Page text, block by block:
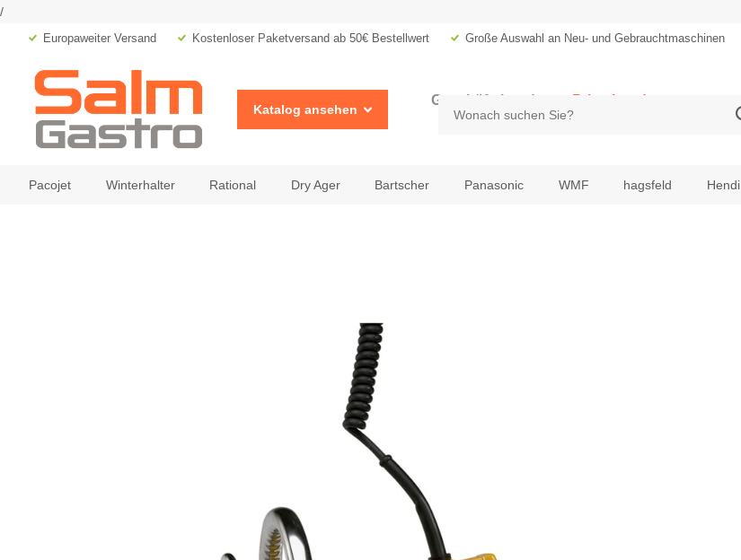
/
Europaweiter Versand Kostenloser Paketversand ab 50€ Bestellwert Große Auswahl an Neu- und Gebrauchtmaschinen
Katalog ansehen
Geschäftskunde
zzgl. MwSt.
Privatkunde
Pacojet Winterhalter Rational Dry Ager Bartscher Panasonic WMF hagsfeld Hendi